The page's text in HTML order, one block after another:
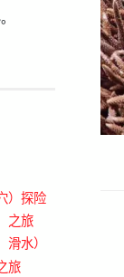
）探险
之旅
水）
旅